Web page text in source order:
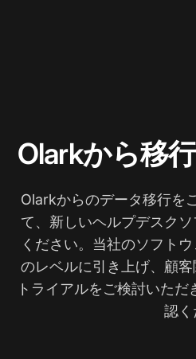
Olarkから移
Olarkからのデータ移行を
て、新しいヘルプデスク
ください。当社のソフト
のレベルに引き上げ、顧
トライアルをご検討いた
認く